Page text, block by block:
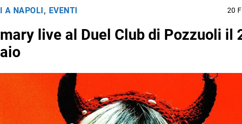
A NAPOLI , EVENTI 20
live al Duel Club di Pozzuoli il